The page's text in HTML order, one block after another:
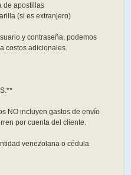
de apostillas
(si es extranjero)
y contraseña, podemos
costos adicionales.
NO incluyen gastos de envío
por cuenta del cliente.
venezolana o cédula